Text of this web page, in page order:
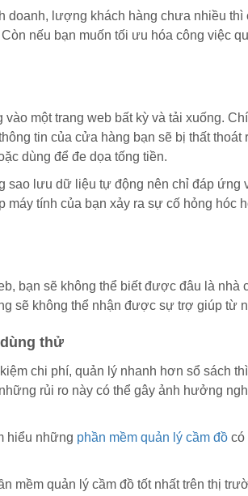
doanh, lượng khách hàng chưa nhiều thì
nếu bạn muốn tối ưu hóa công việc
một trang web bất kỳ và tải xuống.
tin của cửa hàng bạn sẽ bị thất thoát
dùng để đe dọa tống tiền.
sao lưu dữ liệu tự động nên chỉ đáp ứng
tính của bạn xảy ra sự cố hỏng hóc
bạn sẽ không thể biết được đâu là nhà
sẽ không thể nhận được sự trợ giúp từ
thử
chi phí, quản lý nhanh hơn sổ sách
rủi ro này có thể gây ảnh hưởng
hiểu những phần mềm quản lý cầm đồ có
mềm quản lý cầm đồ tốt nhất trên thị